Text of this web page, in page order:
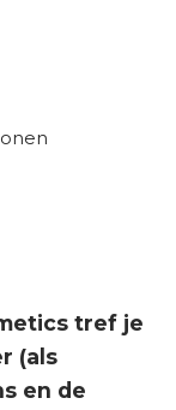
tref je
(als
en de